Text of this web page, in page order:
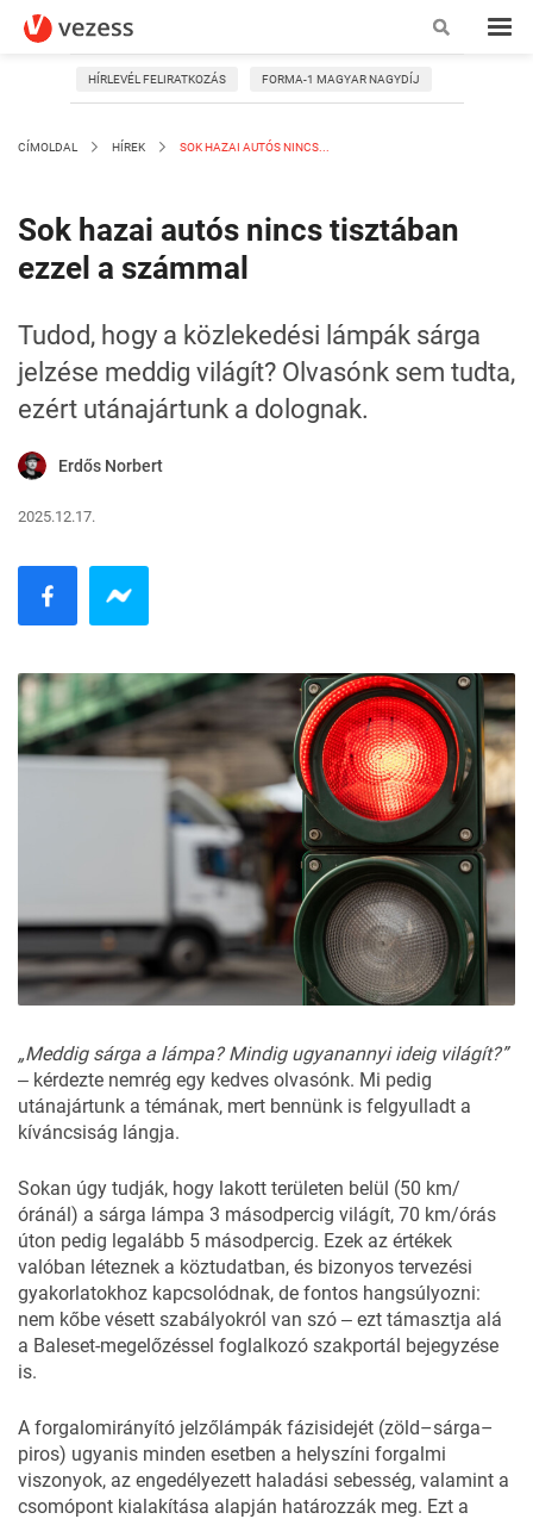
HÍRLEVÉL FELIRATKOZÁS FORMA-1 MAGYAR NAGYDÍJ
CÍMOLDAL HÍREK SOK HAZAI AUTÓS NINCS...
Sok hazai autós nincs tisztában
ezzel a számmal
Tudod, hogy a közlekedési lámpák sárga
jelzése meddig világít? Olvasónk sem tudta,
ezért utánajártunk a dolognak.
Erdős Norbert
2025.12.17.
„Meddig sárga a lámpa? Mindig ugyanannyi ideig világít?”
‒ kérdezte nemrég egy kedves olvasónk. Mi pedig
utánajártunk a témának, mert bennünk is felgyulladt a
kíváncsiság lángja.
Sokan úgy tudják, hogy lakott területen belül (50 km/
óránál) a sárga lámpa 3 másodpercig világít, 70 km/órás
úton pedig legalább 5 másodpercig. Ezek az értékek
valóban léteznek a köztudatban, és bizonyos tervezési
gyakorlatokhoz kapcsolódnak, de fontos hangsúlyozni:
nem kőbe vésett szabályokról van szó ‒ ezt támasztja alá
a Baleset-megelőzéssel foglalkozó szakportál bejegyzése
is.
A forgalomirányító jelzőlámpák fázisidejét (zöld–sárga–
piros) ugyanis minden esetben a helyszíni forgalmi
viszonyok, az engedélyezett haladási sebesség, valamint a
csomópont kialakítása alapján határozzák meg. Ezt a